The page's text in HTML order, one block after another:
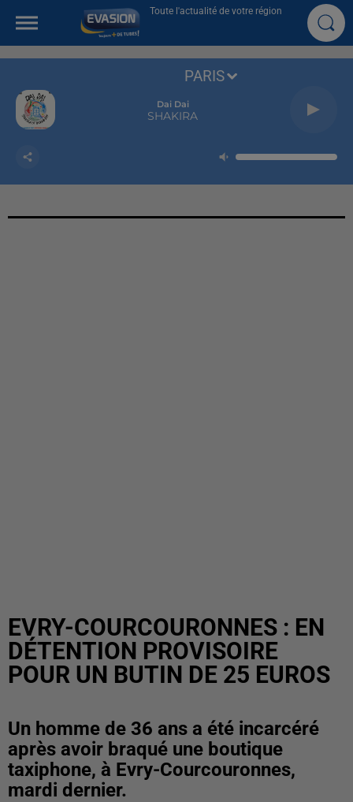
Toute l'actualité de votre région
Dai Dai
SHAKIRA
PARIS
EVRY-COURCOURONNES : EN
DÉTENTION PROVISOIRE
POUR UN BUTIN DE 25 EUROS
Un homme de 36 ans a été incarcéré
après avoir braqué une boutique
taxiphone, à Evry-Courcouronnes,
mardi dernier.